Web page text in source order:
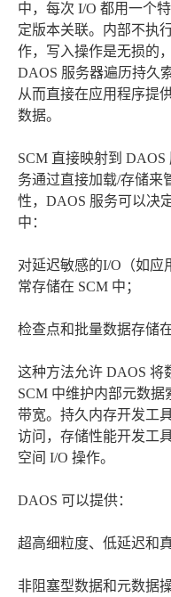
中，每次 I/O 都用一个
定版本关联。内部不执
作，写入操作是无损的
DAOS 服务器遍历持久
从而直接在应用程序提
数据。
SCM 直接映射到
务通过直接加载/存储来
性，DAOS 服务可以决
中：
对延迟敏感的I/O（如应
常存储在 SCM 中；
检查点和批量数据存储
这种方法允许 DAOS 将
SCM 中维护内部元数
带宽。持久内存开发工
访问，存储性能开发工
空间 I/O 操作。
DAOS 可以提供：
超高细粒度、低延迟和
非阻塞型数据和元数据